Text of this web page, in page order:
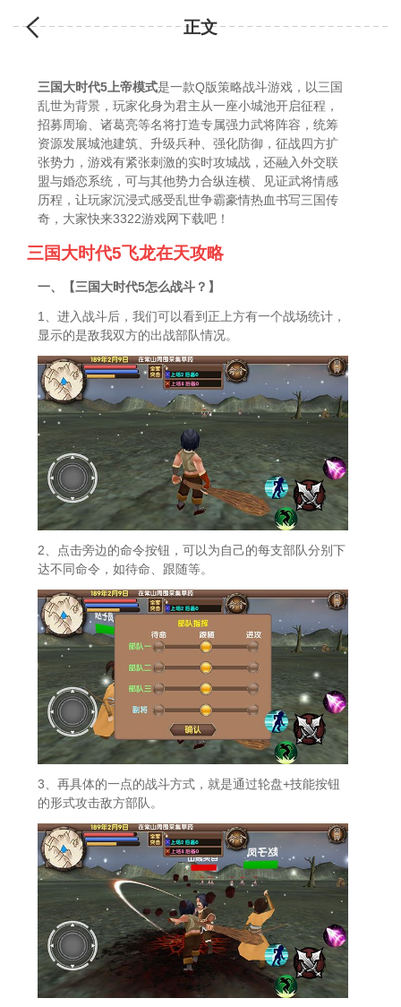
正文
三国大时代5上帝模式是一款Q版策略战斗游戏，以三国
乱世为背景，玩家化身为君主从一座小城池开启征程，
招募周瑜、诸葛亮等名将打造专属强力武将阵容，统筹
资源发展城池建筑、升级兵种、强化防御，征战四方扩
张势力，游戏有紧张刺激的实时攻城战，还融入外交联
盟与婚恋系统，可与其他势力合纵连横、见证武将情感
历程，让玩家沉浸式感受乱世争霸豪情热血书写三国传
奇，大家快来3322游戏网下载吧！
三国大时代5飞龙在天攻略
一、【三国大时代5怎么战斗？】
1、进入战斗后，我们可以看到正上方有一个战场统计，
显示的是敌我双方的出战部队情况。
2、点击旁边的命令按钮，可以为自己的每支部队分别下
达不同命令，如待命、跟随等。
3、再具体的一点的战斗方式，就是通过轮盘+技能按钮
的形式攻击敌方部队。